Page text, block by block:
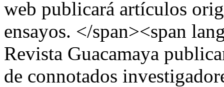
web publicará artículos
ensayos. </span><span
Revista Guacamaya
de connotados